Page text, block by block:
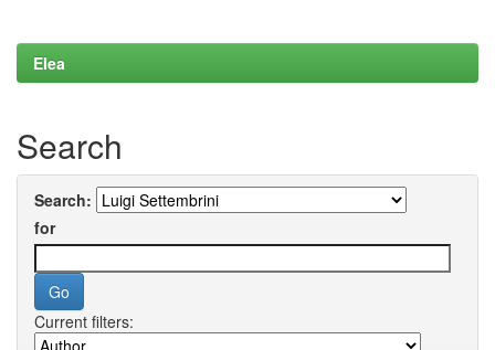
Elea
Search
Search:
for
Current filters: